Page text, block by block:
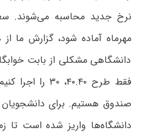
نرخ جدید محاسبه می‌شوند.
مهرماه آماده شود، گزارش ما
دانشگاهی مشکلی از بابت
فقط طرح ۴۰.۴۰،
صندوق هستیم. برای
دانشگاه‌ها واریز شده است